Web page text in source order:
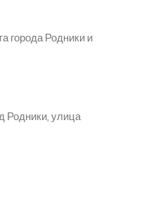
города Родники и
Родники, улица